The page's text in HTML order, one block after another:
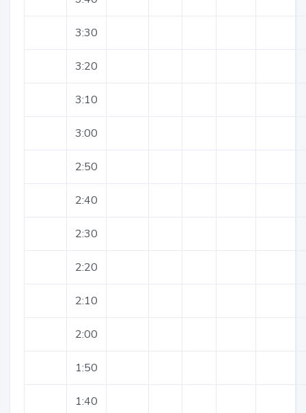
3:30
3:20
3:10
3:00
2:50
2:40
2:30
2:20
2:10
2:00
1:50
1:40